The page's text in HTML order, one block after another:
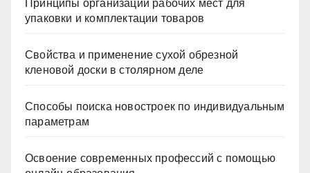
Принципы организации рабочих мест для
упаковки и комплектации товаров
Свойства и применение сухой обрезной
кленовой доски в столярном деле
Способы поиска новостроек по индивидуальным
параметрам
Освоение современных профессий с помощью